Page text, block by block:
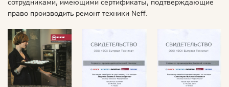
сотрудниками, имеющими сертификаты, подтверждающие
право производить ремонт техники Neff.